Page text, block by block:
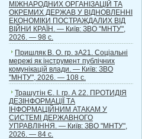
МІЖНАРОДНИХ ОРГАНІЗАЦІЙ ТА
ОКРЕМИХ ДЕРЖАВ У ВІДНОВЛЕННІ
ЕКОНОМІКИ ПОСТРАЖДАЛИХ ВІД
ВІЙНИ КРАЇН. — Київ: ЗВО "МНТУ",
2026. — 98 с.
Пришляк В. О. гр. зА21. Соціальні
мережі як інструмент публічних
комунікацій влади. — Київ: ЗВО
"МНТУ", 2026. — 108 с.
Трашутін Є. І. гр. А 22. ПРОТИДІЯ
ДЕЗІНФОРМАЦІЇ ТА
ІНФОРМАЦІЙНИМ АТАКАМ У
СИСТЕМІ ДЕРЖАВНОГО
УПРАВЛІННЯ. — Київ: ЗВО "МНТУ",
2026. — 84 с.